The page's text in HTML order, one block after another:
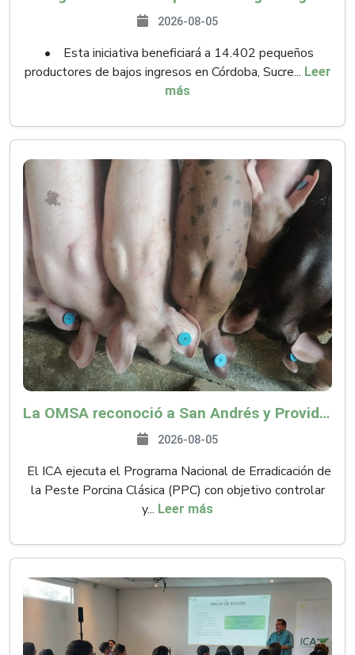
2026-08-05
• Esta iniciativa beneficiará a 14.402 pequeños
productores de bajos ingresos en Córdoba, Sucre... Leer
más
La OMSA reconoció a San Andrés y Providencia como zona libre de Peste Porcina Clásica (PPC)
2026-08-05
El ICA ejecuta el Programa Nacional de Erradicación de
la Peste Porcina Clásica (PPC) con objetivo controlar
y... Leer más